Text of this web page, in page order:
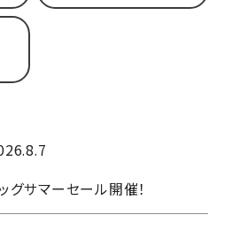
サマーセール開催！